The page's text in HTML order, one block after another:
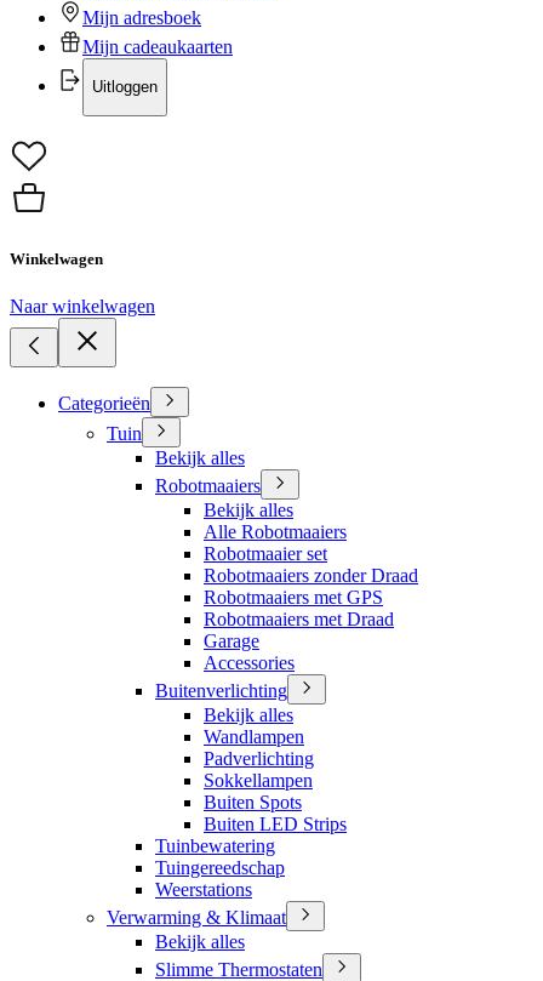
Mijn adresboek
Mijn cadeaukaarten
Uitloggen
Winkelwagen
Naar winkelwagen
Categorieën
Tuin
Bekijk alles
Robotmaaiers
Bekijk alles
Alle Robotmaaiers
Robotmaaier set
Robotmaaiers zonder Draad
Robotmaaiers met GPS
Robotmaaiers met Draad
Garage
Accessories
Buitenverlichting
Bekijk alles
Wandlampen
Padverlichting
Sokkellampen
Buiten Spots
Buiten LED Strips
Tuinbewatering
Tuingereedschap
Weerstations
Verwarming & Klimaat
Bekijk alles
Slimme Thermostaten